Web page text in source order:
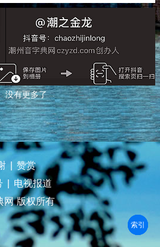
没有更多了
赞赏
电视报道
网 版权所有
部首
笔划
拼音
潮拼